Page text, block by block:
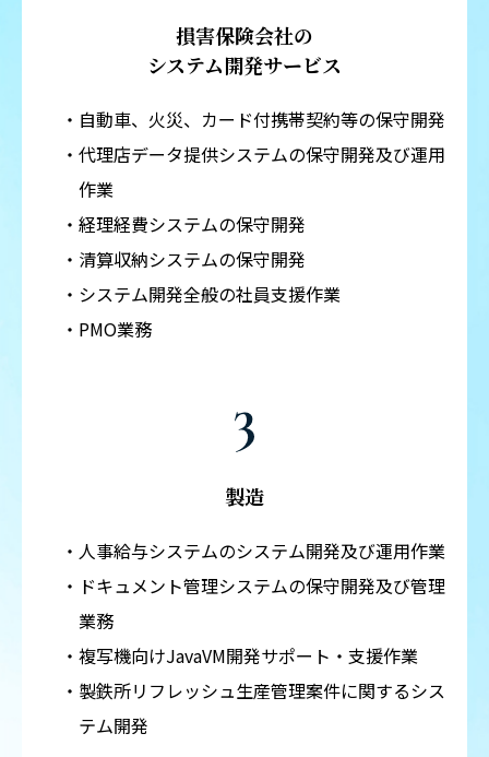
損害保険会社の
システム開発サービス
自動車、火災、カード付携帯契約等の保守開発
代理店データ提供システムの保守開発及び運用
作業
経理経費システムの保守開発
清算収納システムの保守開発
システム開発全般の社員支援作業
PMO業務
製造
人事給与システムのシステム開発及び運用作業
ドキュメント管理システムの保守開発及び管理
業務
複写機向けJavaVM開発サポート・支援作業
製鉄所リフレッシュ生産管理案件に関するシス
テム開発